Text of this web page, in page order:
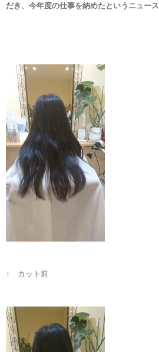
だき、今年度の仕事を納めたというニュー
↑ カット前